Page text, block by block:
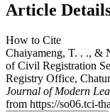
Article
How to Cite
Chaiyameng, T. . ., &
of Civil Registration
Registry Office,
Journal of Modern
from https://so06.tci-